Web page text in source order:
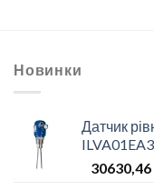
Новинки
Датчик
30630,46